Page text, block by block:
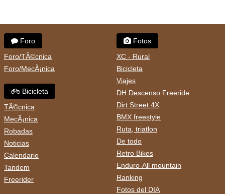
Foro
Foro/TÃ©cnica
Foro/MecÃ¡nica
Bicicleta
TÃ©cnica
MecÃ¡nica
Robadas
Noticias
Calendario
Tandem
Freerider
Fotos
XC - Rural
Bicicleta
Viajes
DH Descenso Freeride
Dirt Street 4X
BMX freestyle
Ruta, triatlon
De todo
Retro Bikes
Enduro-All mountain
Ranking
Fotos del DIA